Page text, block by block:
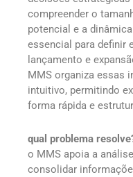
compreender o
potencial e a
essencial para definir
lançamento e
MMS organiza essas
intuitivo, permitindo
forma rápida e
qual problema
o MMS apoia a
consolidar